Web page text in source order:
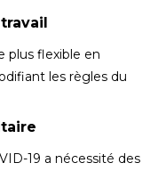
plus flexible en
les règles du
19 a nécessité des